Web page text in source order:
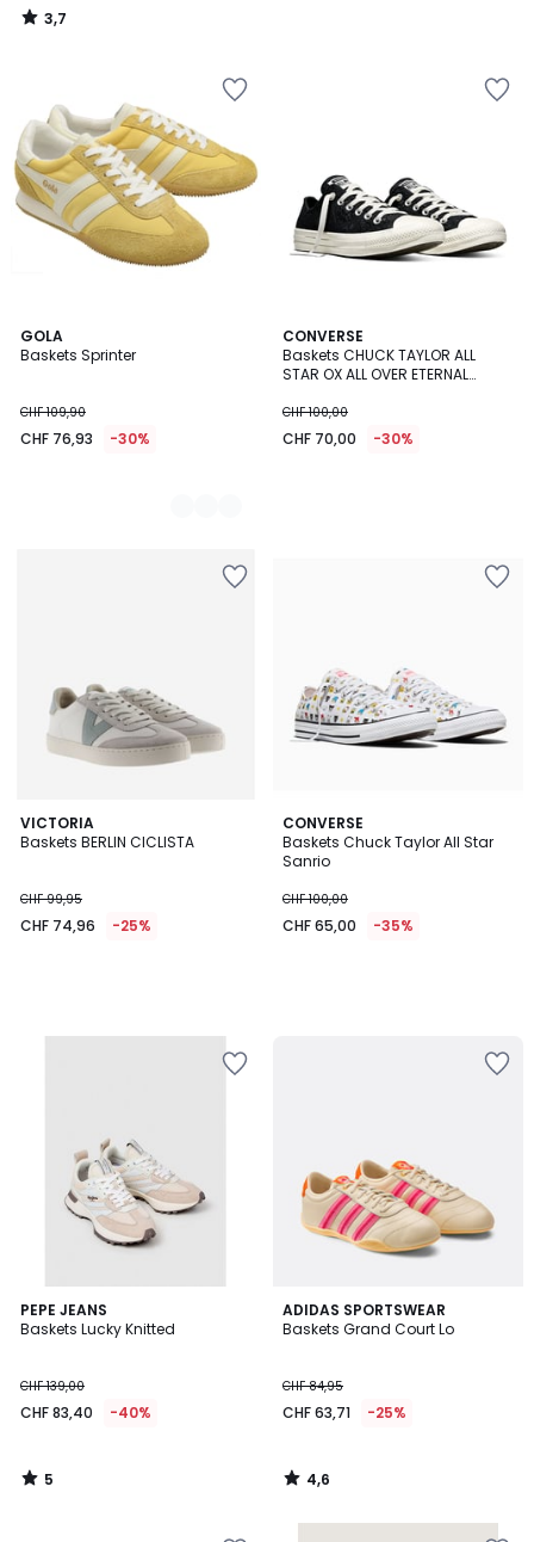
3,7
/
GOLA
Baskets Sprinter
CHF 109,90
CHF 76,93 -30%
2
Couleurs
CONVERSE
Baskets CHUCK TAYLOR ALL
STAR OX ALL OVER ETERNAL
CHF 100,00
CHF 70,00 -30%
VICTORIA
Baskets BERLIN CICLISTA
CHF 99,95
CHF 74,96 -25%
CONVERSE
Baskets Chuck Taylor All Star
Sanrio
CHF 100,00
CHF 65,00 -35%
PEPE JEANS
Baskets Lucky Knitted
CHF 139,00
CHF 83,40 -40%
5
/
5
/
ADIDAS SPORTSWEAR
Baskets Grand Court Lo
CHF 84,95
CHF 63,71 -25%
4,6
/ 5
4,6
/